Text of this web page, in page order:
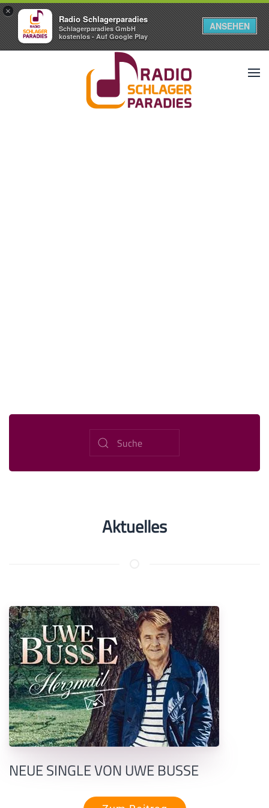
×
Radio Schlagerparadies
Schlagerparadies GmbH
kostenlos - Auf Google Play
ANSEHEN
Aktuelles
NEUE SINGLE VON UWE BUSSE